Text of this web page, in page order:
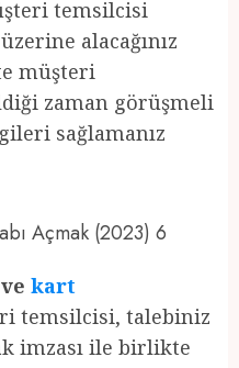
temsilcisi
alacağınız
müşteri
zaman görüşmeli
sağlamanız
Açmak (2023) 6
kart
temsilcisi, talebiniz
imzası ile birlikte